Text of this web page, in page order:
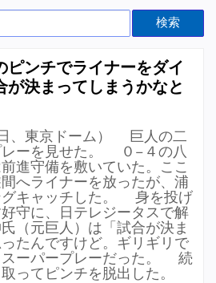
検索
ンチでライナーをダイ
決まってしまうかなと
、東京ドーム） 巨人の二
レーを見せた。 ０−４の八
進守備を敷いていた。ここ
へライナーを放ったが、浦
グキャッチした。 身を投げ
守に、日テレジータスで解
（元巨人）は「試合が決ま
たんですけど。ギリギリで
スーパープレーだった。 続
ってピンチを脱出した。